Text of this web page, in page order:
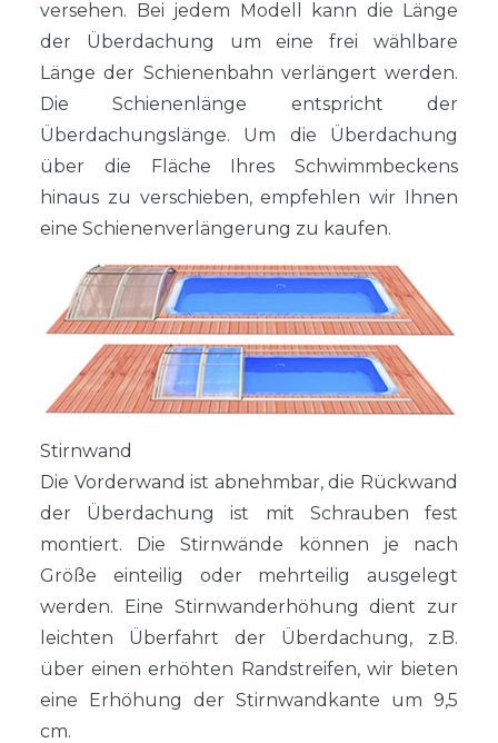
versehen. Bei jedem Modell kann die Länge
der Überdachung um eine frei wählbare
Länge der Schienenbahn verlängert werden.
Die Schienenlänge entspricht der
Überdachungslänge. Um die Überdachung
über die Fläche Ihres Schwimmbeckens
hinaus zu verschieben, empfehlen wir Ihnen
eine Schienenverlängerung zu kaufen.
Stirnwand
Die Vorderwand ist abnehmbar, die Rückwand
der Überdachung ist mit Schrauben fest
montiert. Die Stirnwände können je nach
Größe einteilig oder mehrteilig ausgelegt
werden. Eine Stirnwanderhöhung dient zur
leichten Überfahrt der Überdachung, z.B.
über einen erhöhten Randstreifen, wir bieten
eine Erhöhung der Stirnwandkante um 9,5
cm.